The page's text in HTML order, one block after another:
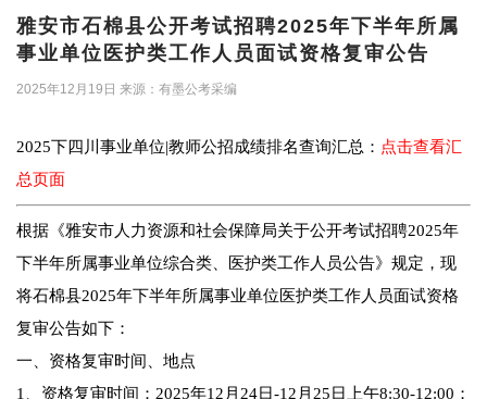
雅安市石棉县公开考试招聘2025年下半年所属
事业单位医护类工作人员面试资格复审公告
2025年12月19日 来源：有墨公考采编
2025下四川事业单位|教师公招成绩排名查询汇总： 点击查看汇
总页面
根据《雅安市人力资源和社会保障局关于公开考试招聘2025年
下半年所属事业单位综合类、医护类工作人员公告》规定，现
将石棉县2025年下半年所属事业单位医护类工作人员面试资格
复审公告如下：
一、资格复审时间、地点
1、资格复审时间：2025年12月24日-12月25日上午8:30-12:00；